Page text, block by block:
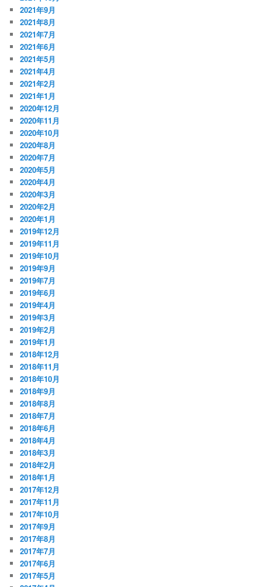
2021年9月
2021年8月
2021年7月
2021年6月
2021年5月
2021年4月
2021年2月
2021年1月
2020年12月
2020年11月
2020年10月
2020年8月
2020年7月
2020年5月
2020年4月
2020年3月
2020年2月
2020年1月
2019年12月
2019年11月
2019年10月
2019年9月
2019年7月
2019年6月
2019年4月
2019年3月
2019年2月
2019年1月
2018年12月
2018年11月
2018年10月
2018年9月
2018年8月
2018年7月
2018年6月
2018年4月
2018年3月
2018年2月
2018年1月
2017年12月
2017年11月
2017年10月
2017年9月
2017年8月
2017年7月
2017年6月
2017年5月